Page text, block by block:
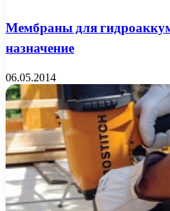
Мембраны для
назначение
06.05.2014